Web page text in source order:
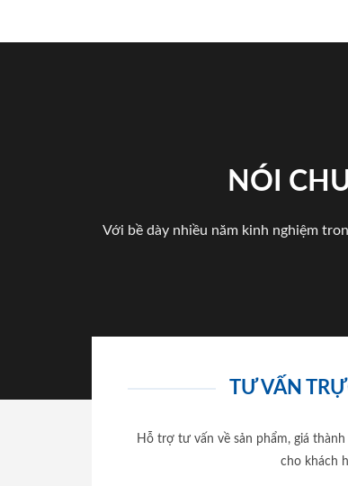
NÓI
Với bề dày nhiều năm kinh nghiệm
TƯ VẤN
Hỗ trợ tư vấn về sản phẩm, giá
cho khách